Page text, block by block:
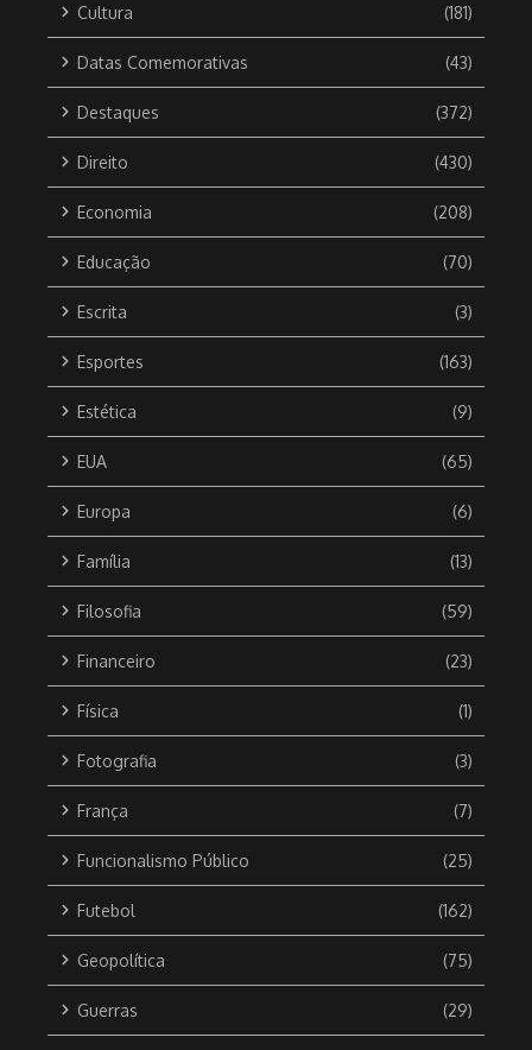
Cultura (181)
Datas Comemorativas (43)
Destaques (372)
Direito (430)
Economia (208)
Educação (70)
Escrita (3)
Esportes (163)
Estética (9)
EUA (65)
Europa (6)
Família (13)
Filosofia (59)
Financeiro (23)
Física (1)
Fotografia (3)
França (7)
Funcionalismo Público (25)
Futebol (162)
Geopolítica (75)
Guerras (29)